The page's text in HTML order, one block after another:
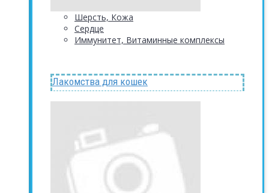
Шерсть, Кожа
Сердце
Иммунитет, Витаминные комплексы
Лакомства для кошек